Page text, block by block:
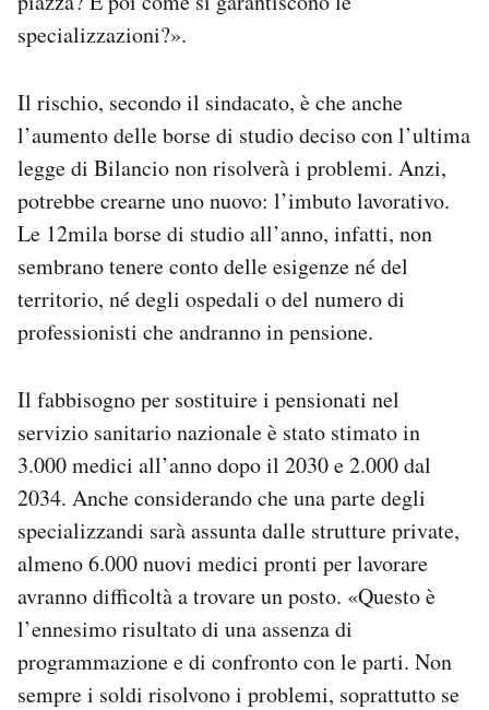
specializzazioni?».
Il rischio, secondo il sindacato, è che anche
l’aumento delle borse di studio deciso con l’ultima
legge di Bilancio non risolverà i problemi. Anzi,
potrebbe crearne uno nuovo: l’imbuto lavorativo.
Le 12mila borse di studio all’anno, infatti, non
sembrano tenere conto delle esigenze né del
territorio, né degli ospedali o del numero di
professionisti che andranno in pensione.
Il fabbisogno per sostituire i pensionati nel
servizio sanitario nazionale è stato stimato in
3.000 medici all’anno dopo il 2030 e 2.000 dal
2034. Anche considerando che una parte degli
specializzandi sarà assunta dalle strutture private,
almeno 6.000 nuovi medici pronti per lavorare
avranno difficoltà a trovare un posto. «Questo è
l’ennesimo risultato di una assenza di
programmazione e di confronto con le parti. Non
sempre i soldi risolvono i problemi, soprattutto se